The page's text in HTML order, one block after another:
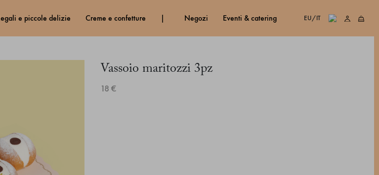
regali e piccole delizie creme e confetture negozi eventi & catering EU/IT
Vassoio maritozzi 3pz
18 €